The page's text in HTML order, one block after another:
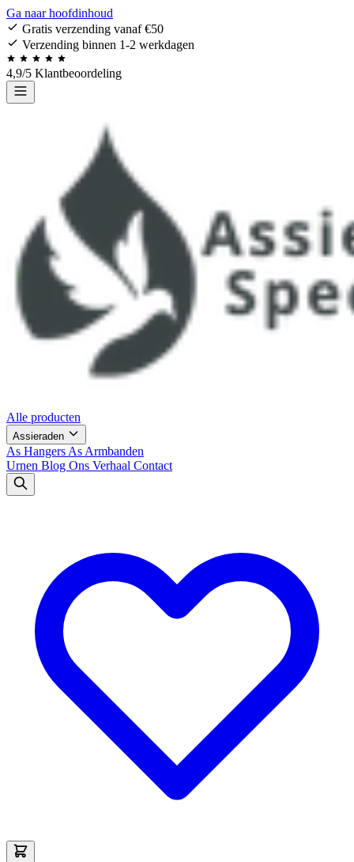
Ga naar hoofdinhoud
Gratis verzending vanaf €50
Verzending binnen 1-2 werkdagen
4,9/5 Klantbeoordeling
Alle producten
Assieraden
As Hangers As Armbanden
Urnen Blog Ons Verhaal Contact